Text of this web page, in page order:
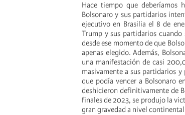
Hace tiempo que deberíamos
Bolsonaro y sus partidarios
ejecutivo en Brasilia el 8 de
Trump y sus partidarios
desde ese momento de que
apenas elegido. Además,
una manifestación de casi
masivamente a sus partidarios
que podía vencer a Bolsonaro
deshicieron definitivamente de
finales de 2023, se produjo la
gran gravedad a nivel